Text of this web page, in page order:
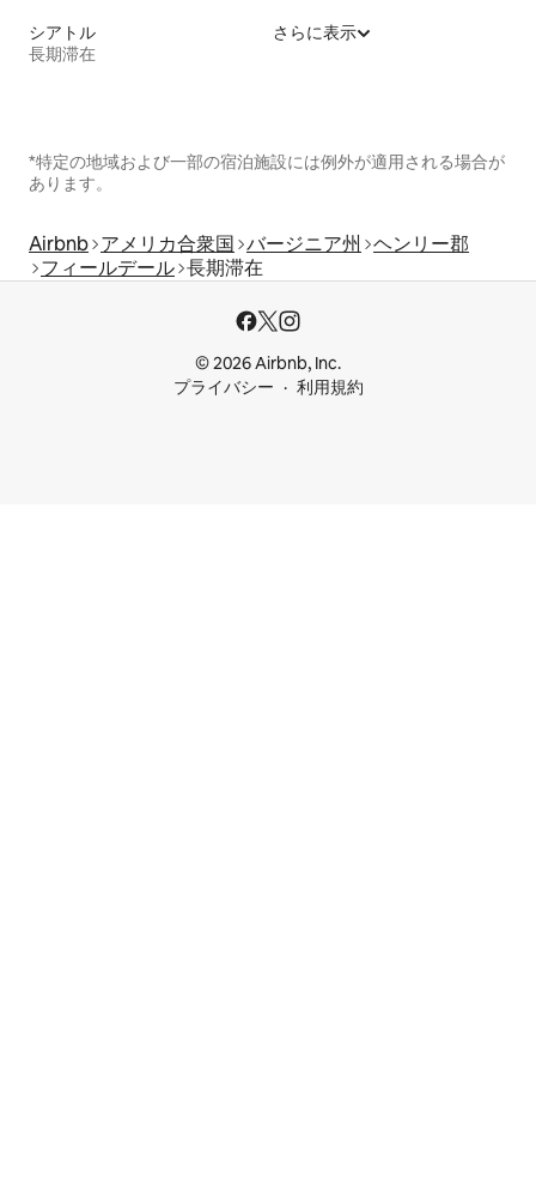
シアトル
長期滞在
さらに表示
*特定の地域および一部の宿泊施設には例外が適用される場合が
あります。
Airbnb アメリカ合衆国 バージニア州
ヘンリー郡
フィールデール 長期滞在
© 2026 Airbnb, Inc.
プライバシー
利用規約